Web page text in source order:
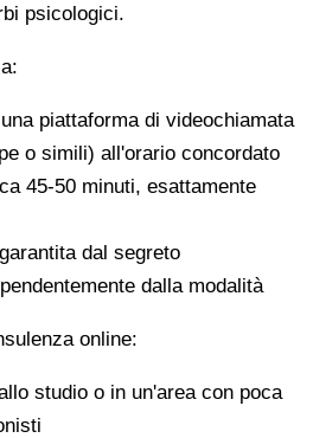
psicologici.
piattaforma di videochiamata
o simili) all'orario concordato
45-50 minuti, esattamente
dal segreto
dalla modalità
online:
studio o in un'area con poca